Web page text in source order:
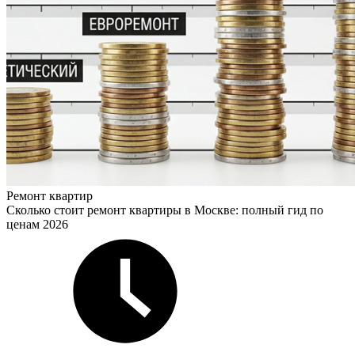
Ремонт квартир
Сколько стоит ремонт квартиры в Москве: полный гид по
ценам 2026